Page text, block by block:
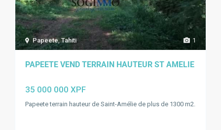
1
Papeete,Tahiti
PAPEETE VEND TERRAIN HAUTEUR ST AMELIE
35 000 000 XPF
Papeete terrain hauteur de Saint-Amélie de plus de 1300 m2.